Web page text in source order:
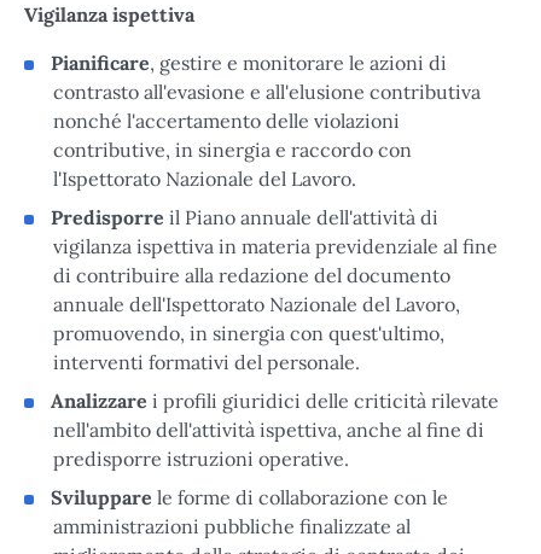
Vigilanza ispettiva
Pianificare, gestire e monitorare le azioni di
contrasto all'evasione e all'elusione contributiva
nonché l'accertamento delle violazioni
contributive, in sinergia e raccordo con
l'Ispettorato Nazionale del Lavoro.
Predisporre il Piano annuale dell'attività di
vigilanza ispettiva in materia previdenziale al fine
di contribuire alla redazione del documento
annuale dell'Ispettorato Nazionale del Lavoro,
promuovendo, in sinergia con quest'ultimo,
interventi formativi del personale.
Analizzare i profili giuridici delle criticità rilevate
nell'ambito dell'attività ispettiva, anche al fine di
predisporre istruzioni operative.
Sviluppare le forme di collaborazione con le
amministrazioni pubbliche finalizzate al